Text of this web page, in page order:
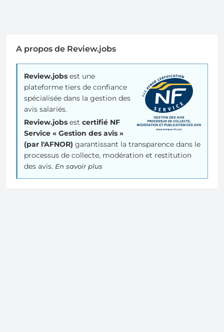
A propos de Review.jobs
Review.jobs est une
plateforme tiers de confiance
spécialisée dans la gestion des
avis salariés.
Review.jobs est certifié NF
Service « Gestion des avis »
(par l'AFNOR) garantissant la transparence dans le
processus de collecte, modération et restitution
des avis. En savoir plus